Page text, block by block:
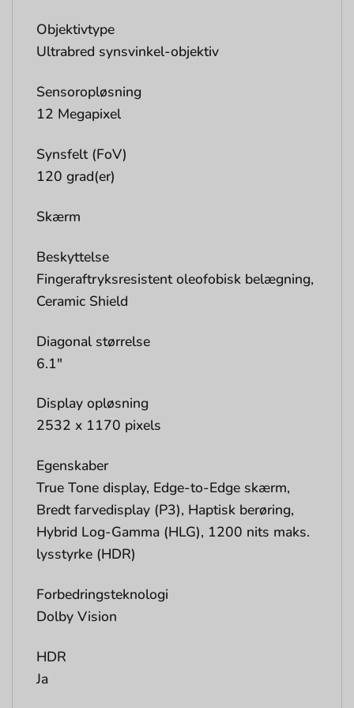
Objektivtype
Ultrabred synsvinkel-objektiv
Sensoropløsning
12 Megapixel
Synsfelt (FoV)
120 grad(er)
Skærm
Beskyttelse
Fingeraftryksresistent oleofobisk belægning,
Ceramic Shield
Diagonal størrelse
6.1″
Display opløsning
2532 x 1170 pixels
Egenskaber
True Tone display, Edge-to-Edge skærm,
Bredt farvedisplay (P3), Haptisk berøring,
Hybrid Log-Gamma (HLG), 1200 nits maks.
lysstyrke (HDR)
Forbedringsteknologi
Dolby Vision
HDR
Ja